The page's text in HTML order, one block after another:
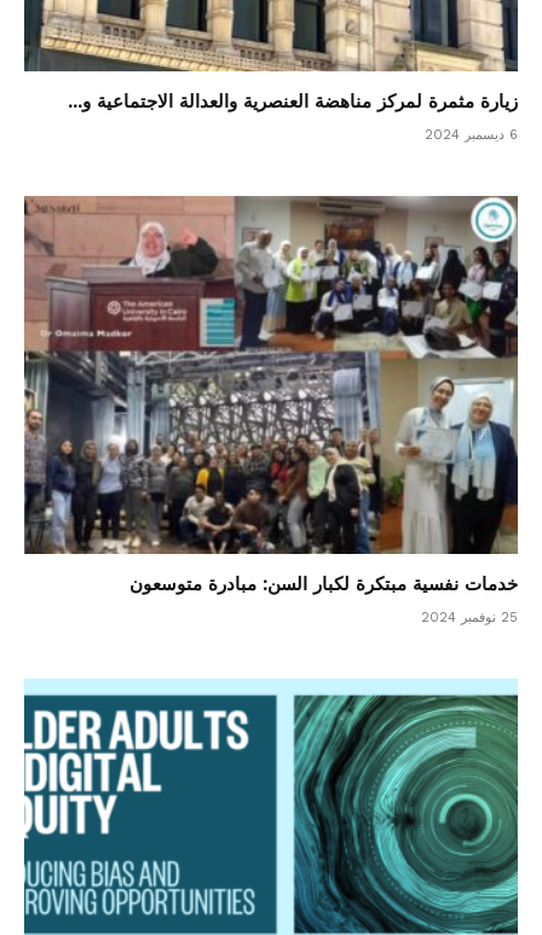
زيارة مثمرة لمركز مناهضة العنصرية والعدالة الاجتماعية و...
6 ديسمبر 2024
خدمات نفسية مبتكرة لكبار السن: مبادرة متوسعون
25 نوفمبر 2024